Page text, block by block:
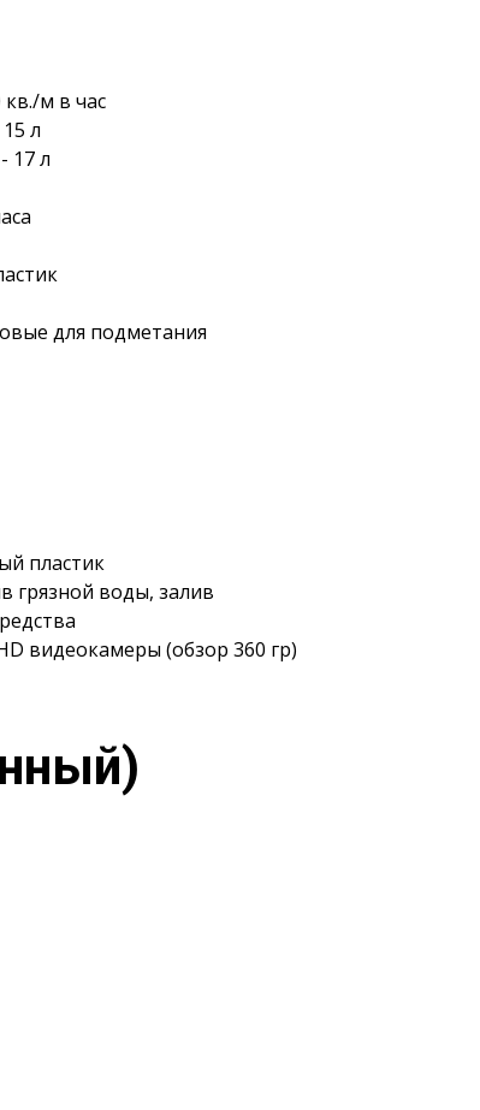
м в час
л
17 л
для подметания
пластик
грязной воды, залив
видеокамеры (обзор 360 гр)